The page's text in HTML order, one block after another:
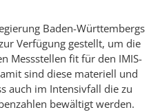
Baden-Württembergs
Verfügung gestellt, um die
Messstellen fit für den IMIS-
sind diese materiell und
auch im Intensivfall die zu
bewältigt werden.